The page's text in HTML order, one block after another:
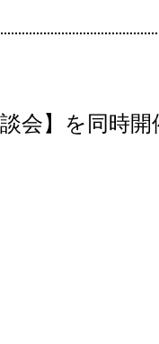
会】を同時開